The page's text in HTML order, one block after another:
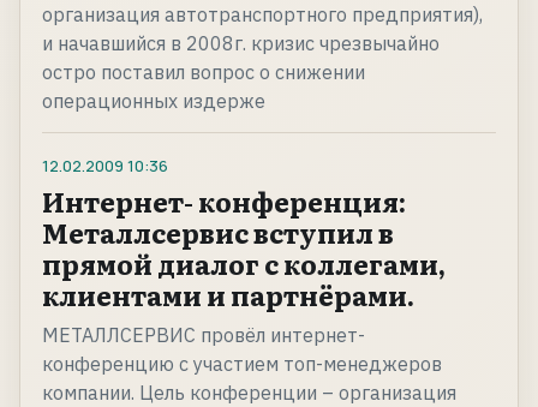
организация автотранспортного предприятия),
и начавшийся в 2008г. кризис чрезвычайно
остро поставил вопрос о снижении
операционных издерже
12.02.2009 10:36
Интернет- конференция:
Металлсервис вступил в
прямой диалог с коллегами,
клиентами и партнёрами.
МЕТАЛЛСЕРВИС провёл интернет-
конференцию с участием топ-менеджеров
компании. Цель конференции – организация